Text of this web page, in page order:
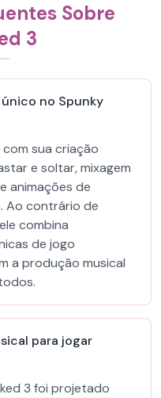
Sobre
3
no Spunky
sua criação
e soltar, mixagem
animações de
Ao contrário de
combina
de jogo
a produção musical
para jogar
3 foi projetado